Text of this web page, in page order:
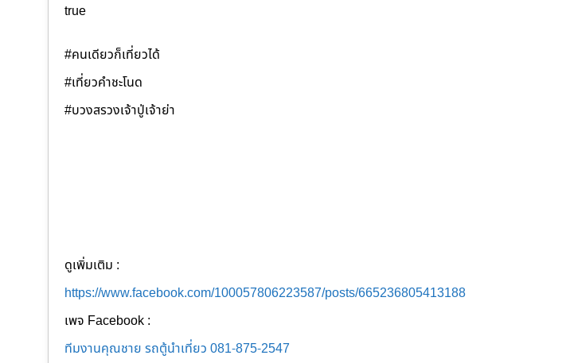
true
#คนเดียวก็เที่ยวได้
#เที่ยวคำชะโนด
#บวงสรวงเจ้าปู่เจ้าย่า
ดูเพิ่มเติม :
https://www.facebook.com/100057806223587/posts/665236805413188
เพจ Facebook :
ทีมงานคุณชาย รถตู้นำเที่ยว 081-875-2547